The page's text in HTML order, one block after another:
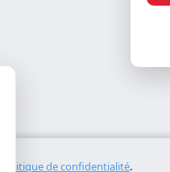
Politique de confidentialité.